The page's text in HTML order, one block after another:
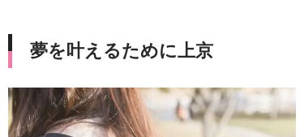
夢を叶えるために上京